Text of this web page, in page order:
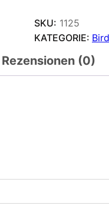
SKU: 1125
KATEGORIE:
Rezensionen (0)